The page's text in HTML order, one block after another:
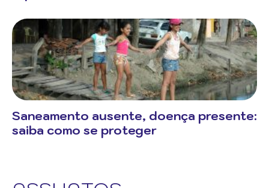
Saneamento ausente, doença presente:
saiba como se proteger